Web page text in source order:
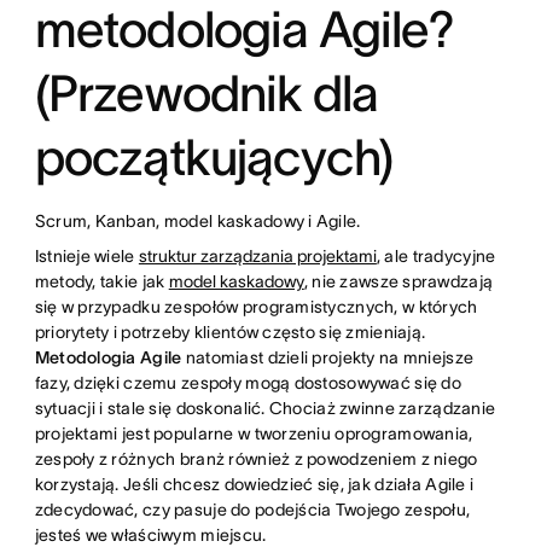
metodologia Agile?
(Przewodnik dla
początkujących)
Scrum, Kanban, model kaskadowy i Agile.
Istnieje wiele struktur zarządzania projektami, ale tradycyjne
metody, takie jak model kaskadowy, nie zawsze sprawdzają
się w przypadku zespołów programistycznych, w których
priorytety i potrzeby klientów często się zmieniają.
Metodologia Agile natomiast dzieli projekty na mniejsze
fazy, dzięki czemu zespoły mogą dostosowywać się do
sytuacji i stale się doskonalić. Chociaż zwinne zarządzanie
projektami jest popularne w tworzeniu oprogramowania,
zespoły z różnych branż również z powodzeniem z niego
korzystają. Jeśli chcesz dowiedzieć się, jak działa Agile i
zdecydować, czy pasuje do podejścia Twojego zespołu,
jesteś we właściwym miejscu.